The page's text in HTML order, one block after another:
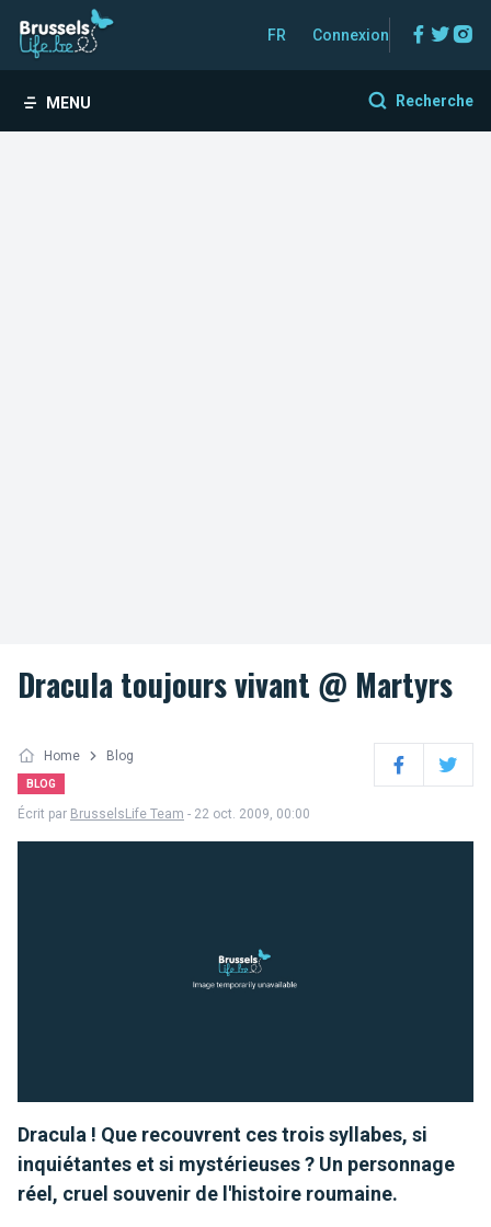
FR Connexion
MENU Recherche
Dracula toujours vivant @ Martyrs
Home Blog
BLOG FacebookTwitter
Écrit par BrusselsLife Team - 22 oct. 2009, 00:00
Dracula ! Que recouvrent ces trois syllabes, si
inquiétantes et si mystérieuses ? Un personnage
réel, cruel souvenir de l'histoire roumaine.